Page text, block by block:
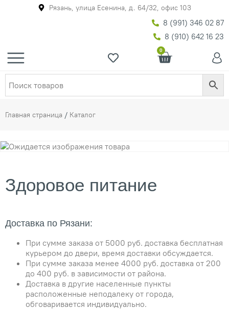
Рязань, улица Есенина, д. 64/32, офис 103
8 (991) 346 02 87
8 (910) 642 16 23
0
Главная страница / Каталог
Здоровое питание
Доставка по Рязани:
При сумме заказа от 5000 руб. доставка бесплатная
курьером до двери, время доставки обсуждается.
При сумме заказа менее 4000 руб. доставка от 200
до 400 руб. в зависимости от района.
Доставка в другие населенные пункты
расположенные неподалеку от города,
обговаривается индивидуально.